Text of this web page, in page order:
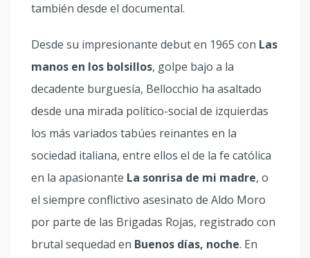
también desde el documental.
Desde su impresionante debut en 1965 con Las
manos en los bolsillos, golpe bajo a la
decadente burguesía, Bellocchio ha asaltado
desde una mirada político-social de izquierdas
los más variados tabúes reinantes en la
sociedad italiana, entre ellos el de la fe católica
en la apasionante La sonrisa de mi madre, o
el siempre conflictivo asesinato de Aldo Moro
por parte de las Brigadas Rojas, registrado con
brutal sequedad en Buenos días, noche. En